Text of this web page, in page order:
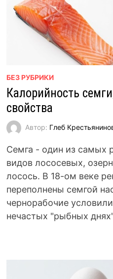
БЕЗ РУБРИКИ
Калорийность
свойства
Автор: Глеб
Семга - один из самых
видов лососевых,
лосось. В 18-ом веке
переполнены семгой
чернорабочие
нечастых "рыбных